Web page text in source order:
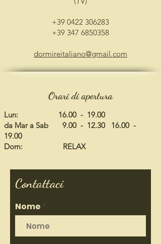
+39 0422 306283
+39 347 6850358​
dormireitaliano@gmail.com
Orari di apertura
Lun: 16.00 - 19.00
da Mar a Sab 9.00 - 12.30 16.00 -
19.00
Dom: RELAX
Contattaci
Nome